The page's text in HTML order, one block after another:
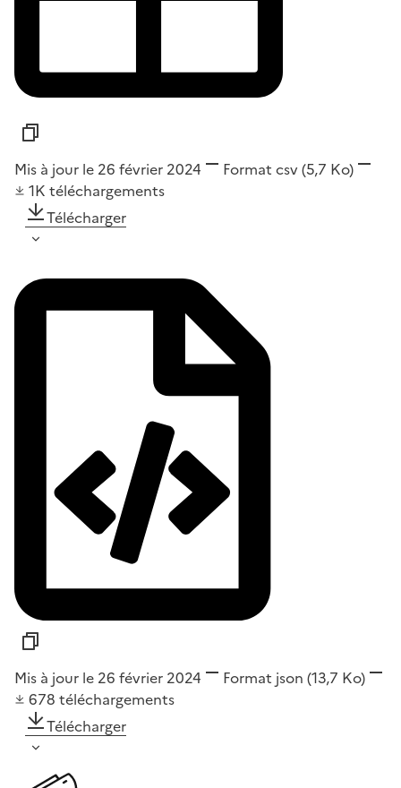
Mis à jour le 26 février 2024 Format csv(5,7 Ko)
1K téléchargements
Télécharger
Mis à jour le 26 février 2024 Format json (13,7 Ko)
678 téléchargements
Télécharger